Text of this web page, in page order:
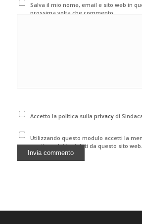
Salva il mio nome, email e sito web in
prossima volta che commento.
Accetto la politica sullaprivacydi
Utilizzando questo modulo accetti la
gestione dei tuoi dati da questo sito